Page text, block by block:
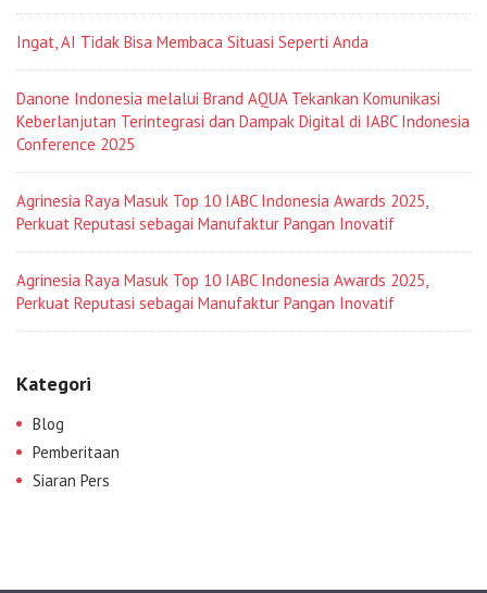
Ingat, AI Tidak Bisa Membaca Situasi Seperti Anda
Danone Indonesia melalui Brand AQUA Tekankan Komunikasi
Keberlanjutan Terintegrasi dan Dampak Digital di IABC Indonesia
Conference 2025
Agrinesia Raya Masuk Top 10 IABC Indonesia Awards 2025,
Perkuat Reputasi sebagai Manufaktur Pangan Inovatif
Agrinesia Raya Masuk Top 10 IABC Indonesia Awards 2025,
Perkuat Reputasi sebagai Manufaktur Pangan Inovatif
Kategori
Blog
Pemberitaan
Siaran Pers